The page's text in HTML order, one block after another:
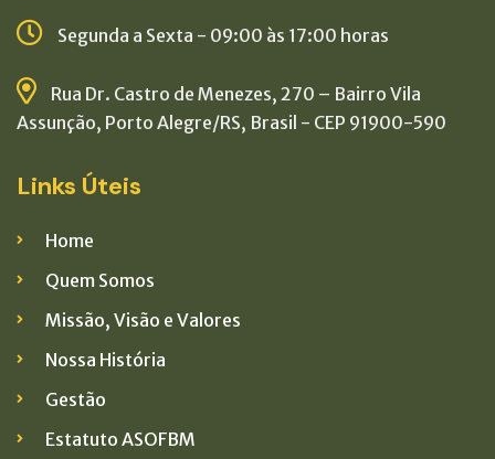
Segunda a Sexta - 09:00 às 17:00 horas
Rua Dr. Castro de Menezes, 270 – Bairro Vila
Assunção, Porto Alegre/RS, Brasil - CEP 91900-590
Links Úteis
Home
Quem Somos
Missão, Visão e Valores
Nossa História
Gestão
Estatuto ASOFBM